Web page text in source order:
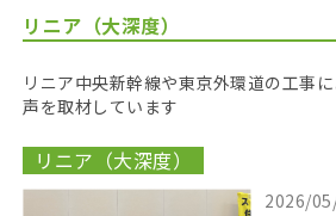
リニア（大深度）
リニア中央新幹線や東京外環道の工事
声を取材しています
リニア（大深度）
2026/